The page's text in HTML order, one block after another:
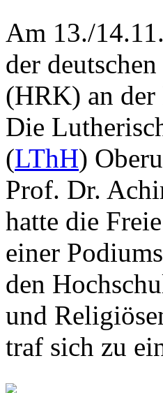
Am 13./
der
(HRK) an
Die
(LThH)
Prof. Dr.
hatte die
einer
den
und
traf sich zu